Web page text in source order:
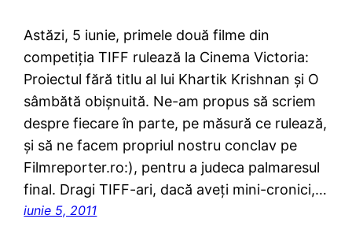
Astăzi, 5 iunie, primele două filme din
competiţia TIFF rulează la Cinema Victoria:
Proiectul fără titlu al lui Khartik Krishnan şi O
sâmbătă obişnuită. Ne-am propus să scriem
despre fiecare în parte, pe măsură ce rulează,
şi să ne facem propriul nostru conclav pe
Filmreporter.ro:), pentru a judeca palmaresul
final. Dragi TIFF-ari, dacă aveţi mini-cronici,…
iunie 5, 2011